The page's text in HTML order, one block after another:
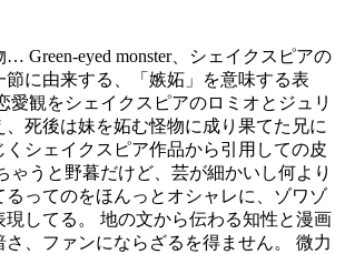
Green-eyed monster、シェイクスピアの
節に由来する、「嫉妬」を意味する表
愛観をシェイクスピアのロミオとジュリ
、死後は妹を妬む怪物に成り果てた兄に
くシェイクスピア作品から引用しての皮
ゃうと野暮だけど、芸が細かいし何より
るってのをほんっとオシャレに、ゾワゾ
現してる。 地の文から伝わる知性と漫画
さ、ファンにならざるを得ません。 微力